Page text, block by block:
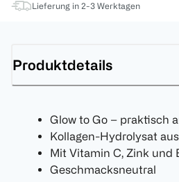
Lieferung in 2-3 Werktagen
Produktdetails
Glow to Go – praktisch
Kollagen-Hydrolysat
Mit Vitamin C, Zink und
Geschmacksneutral